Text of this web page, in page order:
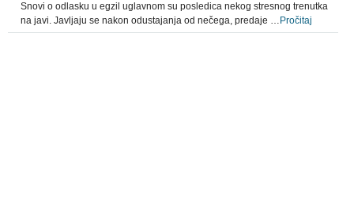
Snovi o odlasku u egzil uglavnom su posledica nekog stresnog trenutka
na javi. Javljaju se nakon odustajanja od nečega, predaje … Pročitaj